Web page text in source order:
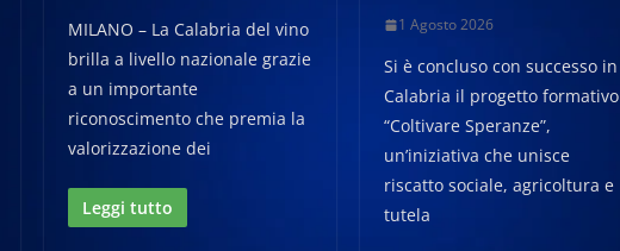
MILANO – La Calabria del vino
brilla a livello nazionale grazie
a un importante
riconoscimento che premia la
valorizzazione dei
Leggi tutto
1 Agosto 2026
Si è concluso con successo in
Calabria il progetto formativo
“Coltivare Speranze”,
un’iniziativa che unisce
riscatto sociale, agricoltura e
tutela